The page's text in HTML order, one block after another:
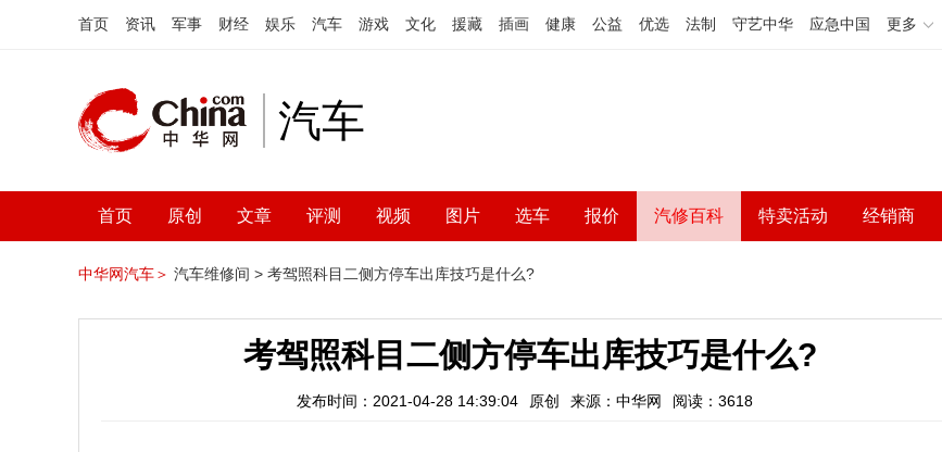
首页 资讯 军事 财经 娱乐 汽车 游戏 文化 援藏 插画 健康 公益 优选 法制 守艺中华 应急中国 更多
汽车
首页 原创 文章 评测 视频 图片 选车 报价 汽修百科 特卖活动 经销商
中华网汽车＞ 汽车维修间 > 考驾照科目二侧方停车出库技巧是什么?
考驾照科目二侧方停车出库技巧是什么?
发布时间：2021-04-28 14:39:04 原创 来源：中华网 阅读：3618